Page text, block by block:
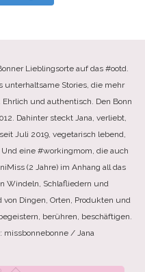
Lieblingsorte auf das #ootd.
unterhaltsame Stories, die mehr
und authentisch. Den Bonn
Dahinter steckt Jana, verliebt,
Juli 2019, vegetarisch lebend,
eine #workingmom, die auch
(2 Jahre) im Anhang all das
Windeln, Schlafliedern und
Dingen, Orten, Produkten und
berühren, beschäftigen.
missbonnebonne / Jana